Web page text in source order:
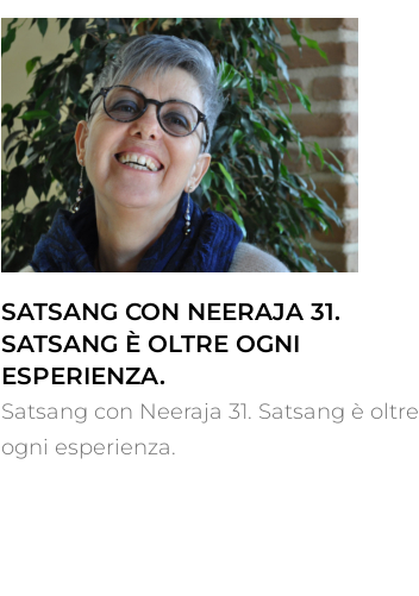
SATSANG CON NEERAJA 31.
SATSANG È OLTRE OGNI
ESPERIENZA.
Satsang con Neeraja 31. Satsang è oltre
ogni esperienza.
Satsang con Neeraja 30: Satsang è
trovarsi.